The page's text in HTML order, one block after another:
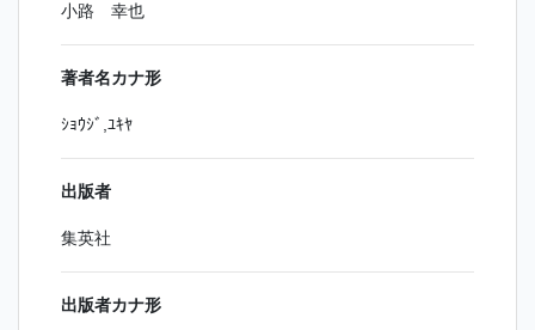
小路 幸也
著者名カナ形
ｼｮｳｼﾞ,ﾕｷﾔ
出版者
集英社
出版者カナ形